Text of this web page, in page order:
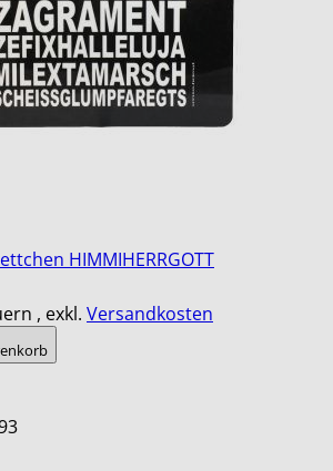
HIMMIHERRGOTT
, exkl. Versandkosten